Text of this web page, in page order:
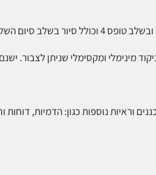
ובשלב הגמר.
מינימלי ומקסימלי שניתן לצבור.
וראיות נוספות כגון: הדמיות, דוחות